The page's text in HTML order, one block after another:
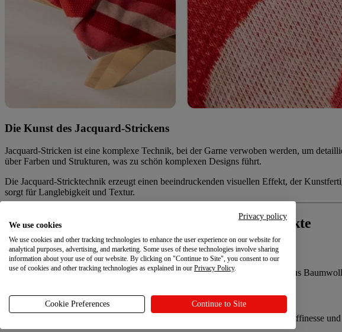
Die Kunst des Jacquard-Strickens
Jacquard-Stricken ist eine komplexe Technik, bei der Garne verwoben werden, um
über Farben und Strukturen, was zu schön komplexen Designs führt.
Die Jacquard-Stricktechnik erzeugt einen beeindruckenden visuellen Effekt, der
sorgt für Langlebigkeit und Textur.
Erlebe die Exzellenz unserer gestrickten Produkte
Premium Materialien
Unsere vollständig gestrickten Produkte bestehen aus hochwertigen Garnen aus
Luxuriöse Textur
Die komplexe Textur des Strickstoffs verleiht deinen Kreationen eine Prise Raffinesse
Privacy policy
We use cookies
We use cookies and other tracking technologies to enhance the user experience on our website for
analytical purposes, advertising, and marketing. Some uses of these technologies involve sharing
information about your use of our website. By clicking on "Continue to Site", you consent to our
use of cookies and other tracking technologies as explained in our Privacy Policy.
Cookie Preferences Continue to Site